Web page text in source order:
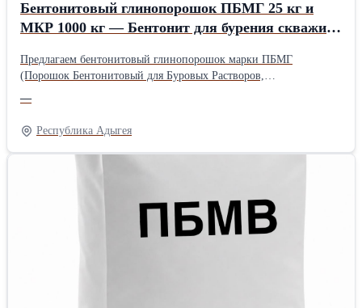
Бентонитовый глинопорошок ПБМГ 25 кг и
МКР 1000 кг — Бентонит для бурения скважин
Предлагаем бентонитовый глинопорошок марки ПБМГ
(Порошок Бентонитовый для Буровых Растворов,
модифицированной высококачественной глины с российских
месторождений. Рекомендуется для использования в качестве
структурообразователя буровых растворов при бурении скважин
всех типов, а также как связующее при изготовлении
адсорбентов. Бентонит ПБМГ создан на основе глин,
обеспечивает его высокую эффективность в сложных
геологических условиях. Происхождение: Россия. Склады
отгрузки: Ростов-на-Дону, Москва. Технические
—
Республика Адыгея